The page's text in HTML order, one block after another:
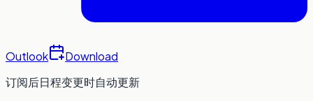
Outlook
Download
订阅后日程变更时自动更新